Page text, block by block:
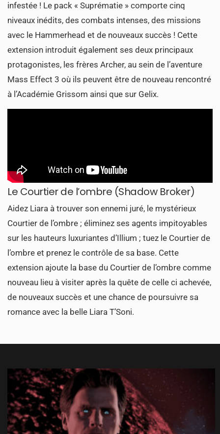
infestée ! Le pack « Suprématie » comporte cinq
niveaux inédits, des combats intenses, des missions
avec le Hammerhead et de nouveaux succès ! Cette
extension introduit également ses deux principaux
protagonistes, les frères Archer, au sein de l’aventure
Mass Effect 3 où ils peuvent être de nouveau rencontré
à l’Académie Grissom ainsi que sur Gelix.
Le Courtier de l’ombre (Shadow Broker)
Aidez Liara à trouver son ennemi juré, le mystérieux
Courtier de l’ombre ; éliminez ses agents impitoyables
sur les hauteurs luxuriantes d’Illium ; tuez le Courtier de
l’ombre et prenez le contrôle de sa base. Cette
extension ajoute la base du Courtier de l’ombre comme
nouveau lieu à visiter après la quête de celle ci achevée,
de nouveaux succès et une chance de poursuivre sa
romance avec la belle Liara T’Soni.